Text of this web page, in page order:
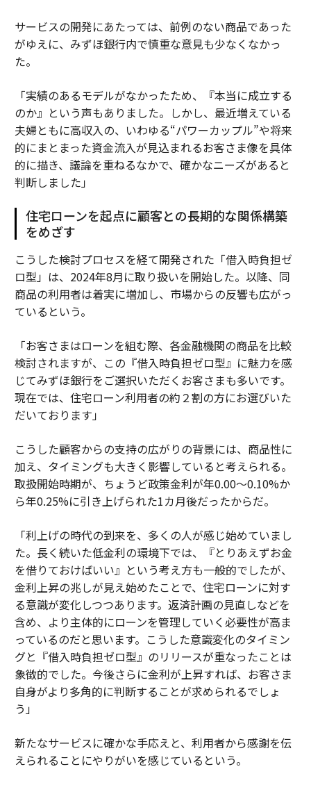
サービスの開発にあたっては、前例のない商品であった
がゆえに、みずほ銀行内で慎重な意見も少なくなかっ
た。
「実績のあるモデルがなかったため、『本当に成立する
のか』という声もありました。しかし、最近増えている
夫婦ともに高収入の、いわゆる“パワーカップル”や将来
的にまとまった資金流入が見込まれるお客さま像を具体
的に描き、議論を重ねるなかで、確かなニーズがあると
判断しました」
住宅ローンを起点に顧客との長期的な関係構築
をめざす
こうした検討プロセスを経て開発された「借入時負担ゼ
ロ型」は、2024年8月に取り扱いを開始した。以降、同
商品の利用者は着実に増加し、市場からの反響も広がっ
ているという。
「お客さまはローンを組む際、各金融機関の商品を比較
検討されますが、この『借入時負担ゼロ型』に魅力を感
じてみずほ銀行をご選択いただくお客さまも多いです。
現在では、住宅ローン利用者の約２割の方にお選びいた
だいております」
こうした顧客からの支持の広がりの背景には、商品性に
加え、タイミングも大きく影響していると考えられる。
取扱開始時期が、ちょうど政策金利が年0.00〜0.10%か
ら年0.25%に引き上げられた1カ月後だったからだ。
「利上げの時代の到来を、多くの人が感じ始めていまし
た。長く続いた低金利の環境下では、『とりあえずお金
を借りておけばいい』という考え方も一般的でしたが、
金利上昇の兆しが見え始めたことで、住宅ローンに対す
る意識が変化しつつあります。返済計画の見直しなどを
含め、より主体的にローンを管理していく必要性が高ま
っているのだと思います。こうした意識変化のタイミン
グと『借入時負担ゼロ型』のリリースが重なったことは
象徴的でした。今後さらに金利が上昇すれば、お客さま
自身がより多角的に判断することが求められるでしょ
う」
新たなサービスに確かな手応えと、利用者から感謝を伝
えられることにやりがいを感じているという。